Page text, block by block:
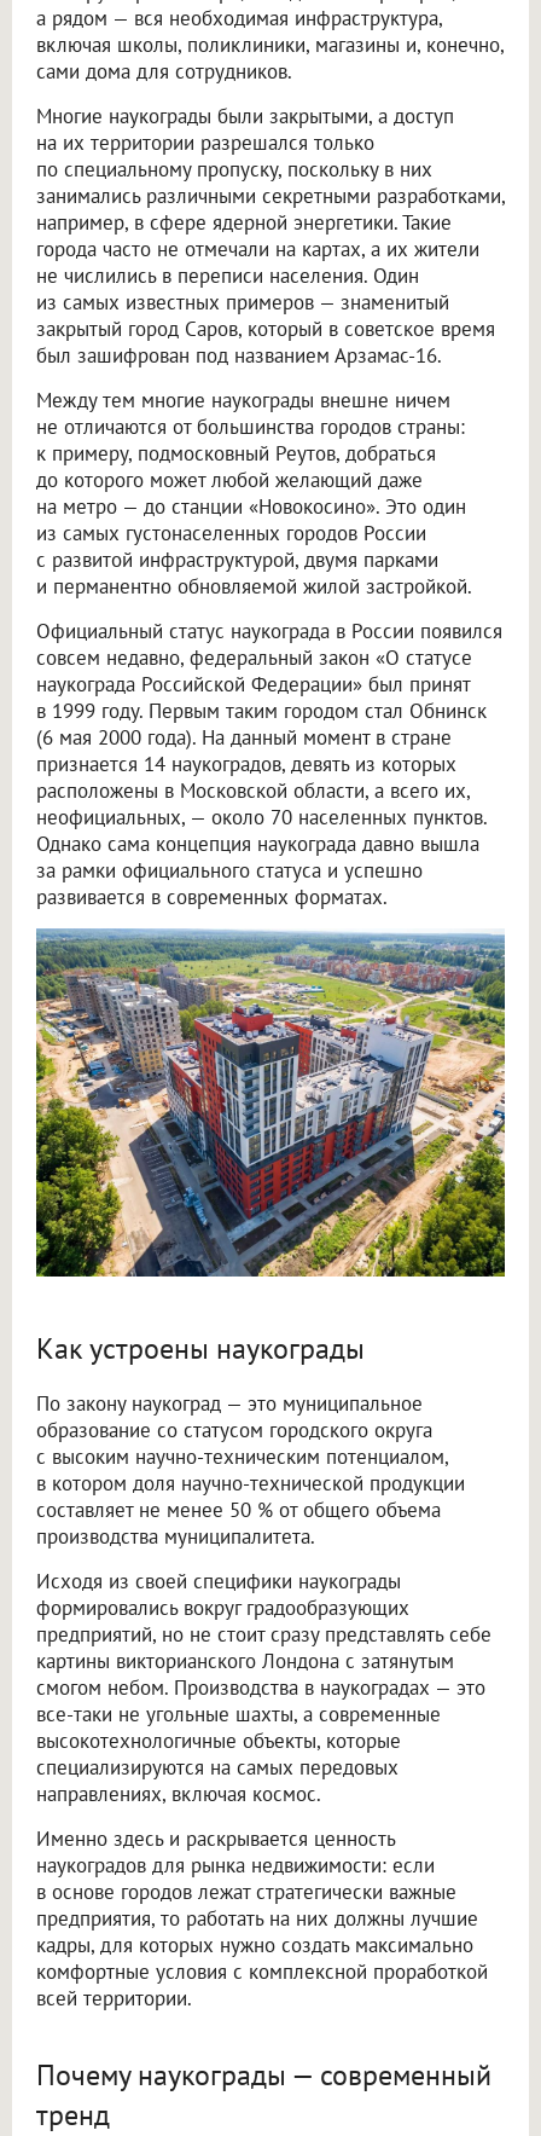
а рядом — вся необходимая инфраструктура,
включая школы, поликлиники, магазины и, конечно,
сами дома для сотрудников.
Многие наукограды были закрытыми, а доступ
на их территории разрешался только
по специальному пропуску, поскольку в них
занимались различными секретными разработками,
например, в сфере ядерной энергетики. Такие
города часто не отмечали на картах, а их жители
не числились в переписи населения. Один
из самых известных примеров — знаменитый
закрытый город Саров, который в советское время
был зашифрован под названием Арзамас-16.
Между тем многие наукограды внешне ничем
не отличаются от большинства городов страны:
к примеру, подмосковный Реутов, добраться
до которого может любой желающий даже
на метро — до станции «Новокосино». Это один
из самых густонаселенных городов России
с развитой инфраструктурой, двумя парками
и перманентно обновляемой жилой застройкой.
Официальный статус наукограда в России появился
совсем недавно, федеральный закон «О статусе
наукограда Российской Федерации» был принят
в 1999 году. Первым таким городом стал Обнинск
(6 мая 2000 года). На данный момент в стране
признается 14 наукоградов, девять из которых
расположены в Московской области, а всего их,
неофициальных, — около 70 населенных пунктов.
Однако сама концепция наукограда давно вышла
за рамки официального статуса и успешно
развивается в современных форматах.
Как устроены наукограды
По закону наукоград — это муниципальное
образование со статусом городского округа
с высоким научно-техническим потенциалом,
в котором доля научно-технической продукции
составляет не менее 50 % от общего объема
производства муниципалитета.
Исходя из своей специфики наукограды
формировались вокруг градообразующих
предприятий, но не стоит сразу представлять себе
картины викторианского Лондона с затянутым
смогом небом. Производства в наукоградах — это
все-таки не угольные шахты, а современные
высокотехнологичные объекты, которые
специализируются на самых передовых
направлениях, включая космос.
Именно здесь и раскрывается ценность
наукоградов для рынка недвижимости: если
в основе городов лежат стратегически важные
предприятия, то работать на них должны лучшие
кадры, для которых нужно создать максимально
комфортные условия с комплексной проработкой
всей территории.
Почему наукограды — современный
тренд